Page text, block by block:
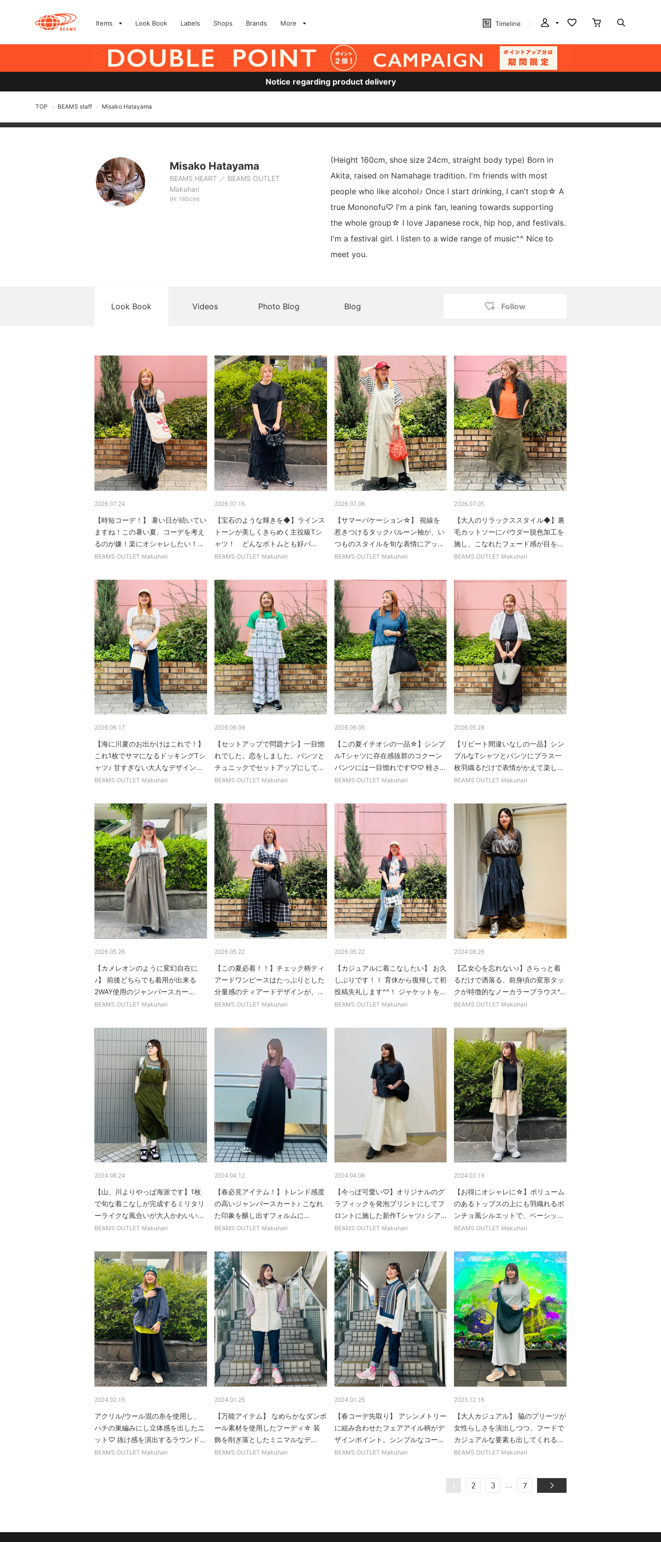
Items Look Book Labels Shops Brands More Timeline
Notice regarding product delivery
TOP > BEAMS staff > Misako Hatayama
Misako Hatayama
BEAMS HEART
BEAMS OUTLET
Makuhari
(H: 160cm)
(Height 160cm, shoe size 24cm, straight body type) Born in
Akita, raised on Namahage tradition. I'm friends with most
people who like alcohol♪ Once I start drinking, I can't stop☆ A
true Mononofu♡ I'm a pink fan, leaning towards supporting
the whole group☆ I love Japanese rock, hip hop, and festivals.
I'm a festival girl. I listen to a wide range of music^^ Nice to
meet you.
Look Book Videos Photo Blog Blog Follow
2026.07.24
【時短コーデ！】 暑い日が続いてい
ますね！この暑い夏、コーデを考え
るのが嫌！楽にオシャレしたい！...
BEAMS OUTLET Makuhari
2026.07.16
【宝石のような輝きを◆】ラインス
トーンが美しくきらめく主役級Tシ
ャツ！ どんなボトムとも好バ...
BEAMS OUTLET Makuhari
2026.07.06
【サマーバケーション☆】 視線を
惹きつけるタックバルーン袖が、い
つものスタイルを旬な表情にアッ...
BEAMS OUTLET Makuhari
2026.07.05
【大人のリラックススタイル◆】裏
毛カットソーにパウダー脱色加工を
施し、こなれたフェード感が目を...
BEAMS OUTLET Makuhari
2026.06.17
【海に川夏のお出かけはこれで！】
これ1枚でサマになるドッキングTシ
ャツ♪ 甘すぎない大人なデザイン...
BEAMS OUTLET Makuhari
2026.06.09
【セットアップで問題ナシ】一目惚
れでした。恋をしました。パンツと
チュニックでセットアップにして...
BEAMS OUTLET Makuhari
2026.06.05
【この夏イチオシの一品☆】シンプ
ルTシャツに存在感抜群のコクーン
パンツには一目惚れです♡♡ 軽さ...
BEAMS OUTLET Makuhari
2026.05.28
【リピート間違いなしの一品】シン
プルなTシャツとパンツにプラス一
枚羽織るだけで表情がかえて楽し...
BEAMS OUTLET Makuhari
2026.05.26
【カメレオンのように変幻自在に
♪】 前後どちらでも着用が出来る
2WAY使用のジャンパースカー...
BEAMS OUTLET Makuhari
2026.05.22
【この夏必着！！】チェック柄ティ
アードワンピースはたっぷりとした
分量感のティアードデザインが、...
BEAMS OUTLET Makuhari
2026.05.22
【カジュアルに着こなしたい】 お久
しぶりです！！ 育休から復帰して初
投稿失礼します^^！ ジャケットを...
BEAMS OUTLET Makuhari
2024.08.26
【乙女心を忘れない♪】さらっと着
るだけで洒落る、前身頃の変形タッ
クが特徴的なノーカラーブラウス^...
BEAMS OUTLET Makuhari
2024.08.24
【山、川よりやっぱ海派です】1枚
で旬な着こなしが完成するミリタリ
ーライクな風合いが大人かわいい...
BEAMS OUTLET Makuhari
2024.04.12
【春必見アイテム！】トレンド感度
の高いジャンパースカート♪ こなれ
た印象を醸し出すフォルムに...
BEAMS OUTLET Makuhari
2024.04.06
【今っぽ可愛い♡】オリジナルのグ
ラフィックを発泡プリントにしてフ
ロントに施した新作Tシャツ♪ シア...
BEAMS OUTLET Makuhari
2024.02.19
【お得にオシャレに☆】ボリューム
のあるトップスの上にも羽織れるポ
ンチョ風シルエットで、ベーシッ...
BEAMS OUTLET Makuhari
2024.02.15
アクリル/ウール混の糸を使用し、
ハチの巣編みにし立体感を出したニ
ット♡ 抜け感を演出するラウンド...
BEAMS OUTLET Makuhari
2024.01.25
【万能アイテム】 なめらかなダンボ
ール素材を使用したフーディ☆ 装
飾を削ぎ落としたミニマルなデ...
BEAMS OUTLET Makuhari
2024.01.25
【春コーデ先取り】 アシンメトリー
に組み合わせたフェアアイル柄がデ
ザインポイント。シンプルなコー...
BEAMS OUTLET Makuhari
2023.12.16
【大人カジュアル】 脇のプリーツが
女性らしさを演出しつつ、フードで
カジュアルな要素も出してくれる...
BEAMS OUTLET Makuhari
1 2 3 ... 7